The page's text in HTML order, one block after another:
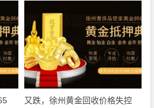
又跌，徐州黄金回收价格失控